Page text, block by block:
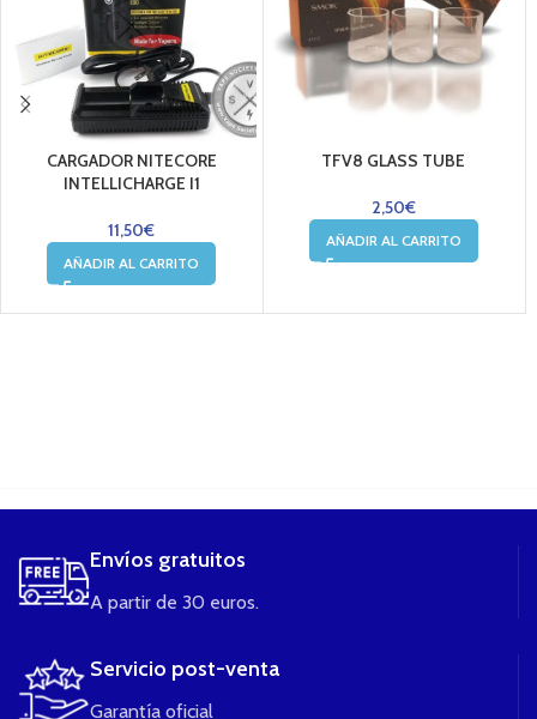
CARGADOR NITECORE
INTELLICHARGE I1
11,50€
AÑADIR AL CARRITO
TFV8 GLASS TUBE
2,50€
AÑADIR AL CARRITO
Envíos gratuitos
A partir de 30 euros.
Servicio post-venta
Garantía oficial